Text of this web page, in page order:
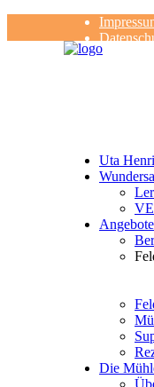
Kontakt
Uta
Angebote
Die